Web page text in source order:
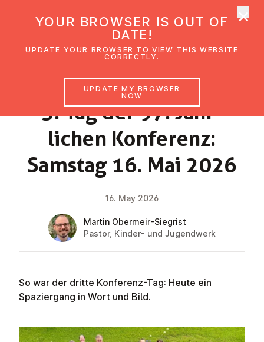
3. Tag der 97. Jähr­
lichen Konferenz:
Samstag 16. Mai 2026
NEWS
16. May 2026
Martin Obermeir-Siegrist
Pastor, Kinder- und Jugendwerk
So war der dritte Konferenz-Tag: Heute ein
Spaziergang in Wort und Bild.
YOUR BROWSER IS OUT OF
DATE!
UPDATE YOUR BROWSER TO VIEW THIS WEBSITE
CORRECTLY.
UPDATE MY BROWSER
NOW
×